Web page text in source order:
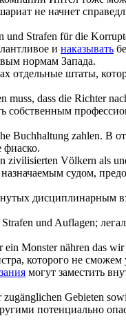
не начнет
und Strafen für die
и наказывать
нормам Запада.
отдельные штаты,
muss, dass die Richter
собственным
Buchhaltung zahlen. В
фиаско.
zivilisierten Völkern als
судом,
дисциплинарным
Strafen und Auflagen;
ein Monster nähren das
которого не сможем
могут заместить
Gebieten
потенциально